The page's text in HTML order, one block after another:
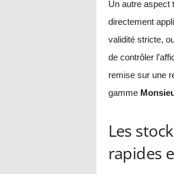
Un autre aspect
directement
validité stricte,
de contrôler
remise sur une
gamme
Les
rapides